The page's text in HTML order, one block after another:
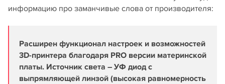
информацию про заманчивые слова от производителя:
Расширен функционал настроек и возможностей
3D-принтера благодаря PRO версии материнской
платы. Источник света – УФ диод с
выпрямляющей линзой (высокая равномерность